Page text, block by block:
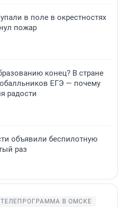
в поле в окрестностях
пожар
конец? В стране
ЕГЭ — почему
радости
объявили беспилотную
раз
ТЕЛЕПРОГРАММА В ОМСКЕ